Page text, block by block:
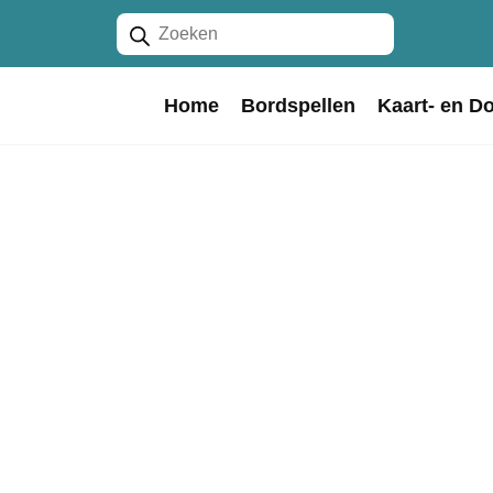
Producten
zoeken
Home Bordspellen Kaart- en